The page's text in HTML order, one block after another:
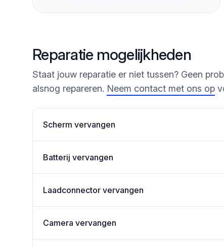
Reparatie mogelijkheden
Staat jouw reparatie er niet tussen? Geen
alsnog repareren. Neem contact met ons op
Scherm vervangen
Batterij vervangen
Laadconnector vervangen
Camera vervangen